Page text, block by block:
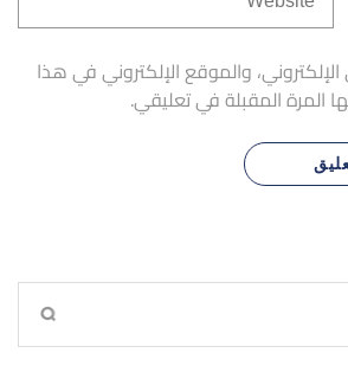
والموقع الإلكتروني في هذا
المرة المقبلة في تعليقي.